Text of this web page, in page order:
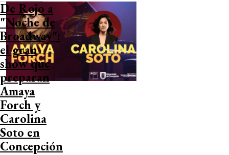
De Rojo a
"Noche de
Broadway":
el gran
show que
preparan
Amaya
Forch y
Carolina
Soto en
Concepción